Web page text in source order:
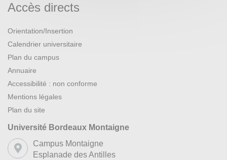
Accès directs
Orientation/Insertion
Calendrier universitaire
Plan du campus
Annuaire
Accessibilité : non conforme
Mentions légales
Plan du site
Université Bordeaux Montaigne
Campus Montaigne
Esplanade des Antilles